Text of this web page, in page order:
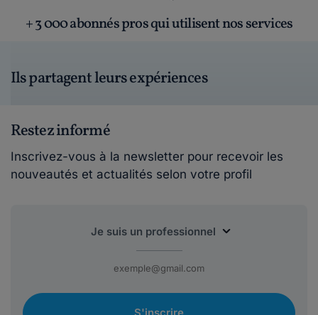
+ 3 000 abonnés pros qui utilisent nos services
Ils partagent leurs expériences
Restez informé
Inscrivez-vous à la newsletter pour recevoir les
nouveautés et actualités selon votre profil